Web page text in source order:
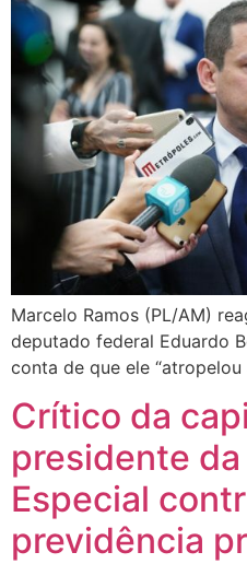
Marcelo Ramos (PL/AM)
deputado federal Eduardo
conta de que ele “atropelou
Crítico da
presidente
Especial
previdência